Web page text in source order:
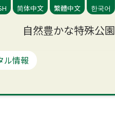
简体中文 繁體中文 한국어
自然豊かな特殊公園
ル情報